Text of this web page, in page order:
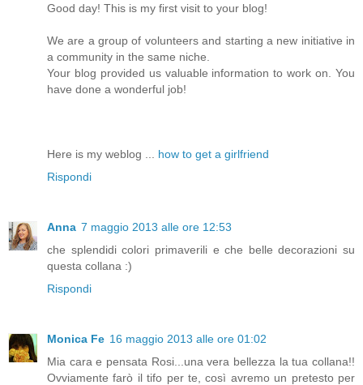
Good day! This is my first visit to your blog!
We are a group of volunteers and starting a new initiative in
a community in the same niche.
Your blog provided us valuable information to work on. You
have done a wonderful job!
Here is my weblog ... how to get a girlfriend
Rispondi
Anna 7 maggio 2013 alle ore 12:53
che splendidi colori primaverili e che belle decorazioni su
questa collana :)
Rispondi
Monica Fe 16 maggio 2013 alle ore 01:02
Mia cara e pensata Rosi...una vera bellezza la tua collana!!
Ovviamente farò il tifo per te, così avremo un pretesto per